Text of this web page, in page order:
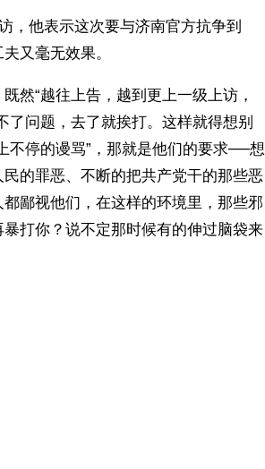
，他表示这次要与济南官方抗争到
又毫无效果。
然“越往上告，越到更上一级上访，
了问题，去了就挨打。这样就得想别
不停的谩骂”，那就是他们的要求──想
的罪恶、不断的把共产党干的那些恶
鄙视他们，在这样的环境里，那些邪
打你？说不定那时候有的伸过脑袋来